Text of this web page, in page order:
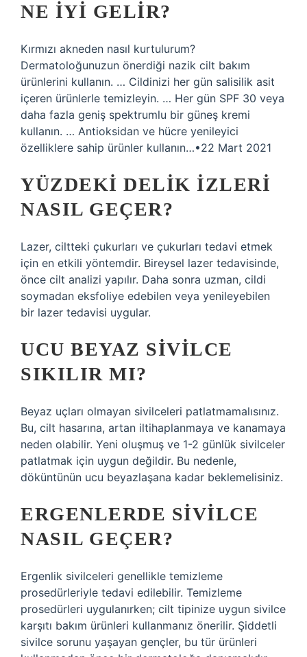
NE IYI GELIR?
Kırmızı akneden nasıl kurtulurum?
Dermatoloğunuzun önerdiği nazik cilt bakım
ürünlerini kullanın. … Cildinizi her gün salisilik asit
içeren ürünlerle temizleyin. … Her gün SPF 30 veya
daha fazla geniş spektrumlu bir güneş kremi
kullanın. … Antioksidan ve hücre yenileyici
özelliklere sahip ürünler kullanın…•22 Mart 2021
YÜZDEKI DELIK IZLERI
NASIL GEÇER?
Lazer, ciltteki çukurları ve çukurları tedavi etmek
için en etkili yöntemdir. Bireysel lazer tedavisinde,
önce cilt analizi yapılır. Daha sonra uzman, cildi
soymadan eksfoliye edebilen veya yenileyebilen
bir lazer tedavisi uygular.
UCU BEYAZ SIVILCE
SIKILIR MI?
Beyaz uçları olmayan sivilceleri patlatmamalısınız.
Bu, cilt hasarına, artan iltihaplanmaya ve kanamaya
neden olabilir. Yeni oluşmuş ve 1-2 günlük sivilceler
patlatmak için uygun değildir. Bu nedenle,
döküntünün ucu beyazlaşana kadar beklemelisiniz.
ERGENLERDE SIVILCE
NASIL GEÇER?
Ergenlik sivilceleri genellikle temizleme
prosedürleriyle tedavi edilebilir. Temizleme
prosedürleri uygulanırken; cilt tipinize uygun sivilce
karşıtı bakım ürünleri kullanmanız önerilir. Şiddetli
sivilce sorunu yaşayan gençler, bu tür ürünleri